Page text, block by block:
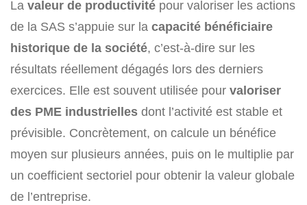
La valeur de productivité pour valoriser les actions
de la SAS s’appuie sur la capacité bénéficiaire
historique de la société, c’est-à-dire sur les
résultats réellement dégagés lors des derniers
exercices. Elle est souvent utilisée pour valoriser
des PME industrielles dont l’activité est stable et
prévisible. Concrètement, on calcule un bénéfice
moyen sur plusieurs années, puis on le multiplie par
un coefficient sectoriel pour obtenir la valeur globale
de l’entreprise.